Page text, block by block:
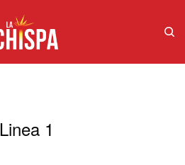
Linea 1